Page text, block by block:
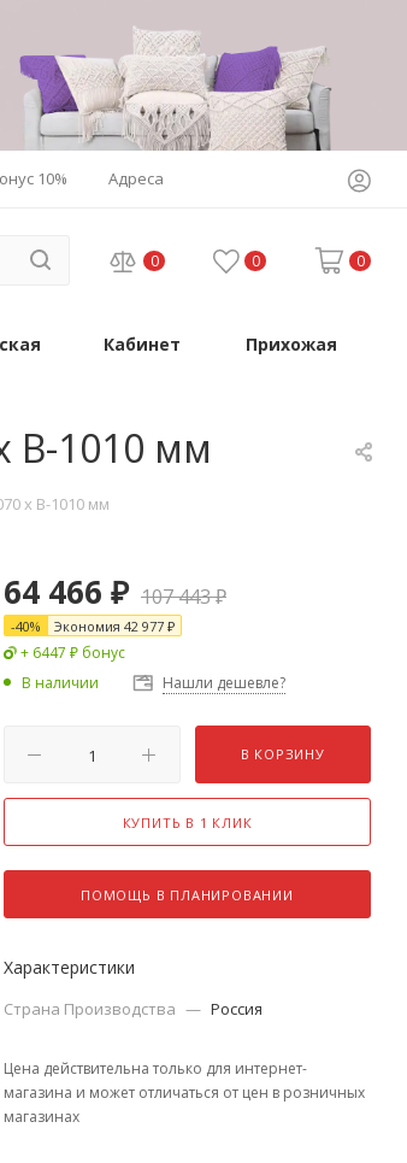
10% Адреса
0 0 0
Кабинет Прихожая
В-1010 мм
х В-1010 мм
64 466 ₽ 107 443₽
-40% Экономия 42 977 ₽
+ 6447 ₽ бонус
В наличии
Нашли дешевле?
В КОРЗИНУ
КУПИТЬ В 1 КЛИК
ПОМОЩЬ В ПЛАНИРОВАНИИ
Характеристики
Страна Производства — Россия
Цена действительна только для интернет-
магазина и может отличаться от цен в розничных
магазинах